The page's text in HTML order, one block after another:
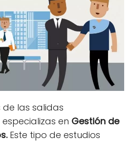
de las salidas
en Gestión de
Este tipo de estudios